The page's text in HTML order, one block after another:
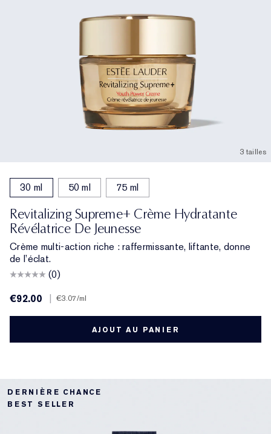
3 tailles
30 ml 50 ml 75 ml
Revitalizing Supreme+ Crème Hydratante
Révélatrice De Jeunesse
Crème multi-action riche : raffermissante, liftante, donne
de l’éclat.
(0)
€92.00
€3.07/ml
AJOUT AU PANIER
DERNIÈRE CHANCE
BEST SELLER